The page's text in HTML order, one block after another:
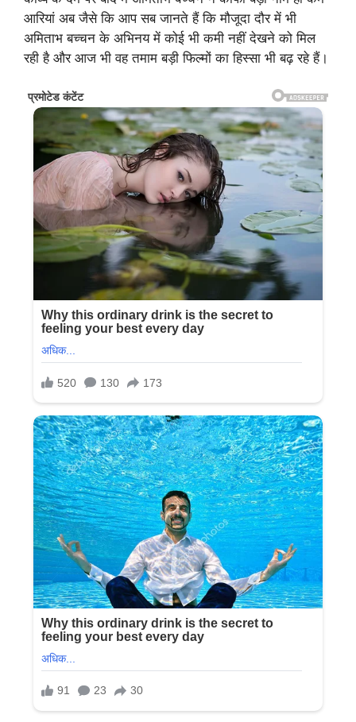
आरियां अब जैसे कि आप सब जानते हैं कि मौजूदा दौर में भी
अमिताभ बच्चन के अभिनय में कोई भी कमी नहीं देखने को मिल
रही है और आज भी वह तमाम बड़ी फिल्मों का हिस्सा भी बढ़ रहे हैं।